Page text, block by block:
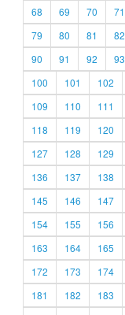
68
69 70 71
79
80 81 82
90
91 92 93
100
101 102
109
110 111
118
119 120
127
128 129
136
137 138
145
146 147
154
155 156
163
164 165
172
173 174
181
182 183